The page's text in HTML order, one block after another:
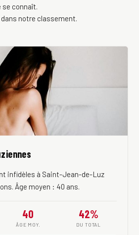
se connaît.
notre classement.
infidèles à Saint-Jean-de-Luz
Âge moyen : 40 ans.
40
ÂGE MOY.
42%
DU TOTAL